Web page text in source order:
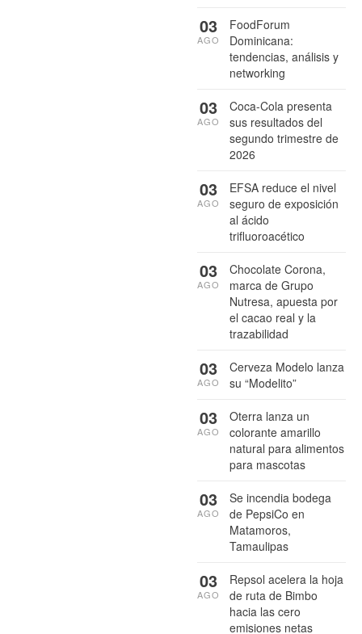
FoodForum
Dominicana:
tendencias, análisis y
networking
03
AGO
Coca-Cola presenta
sus resultados del
segundo trimestre de
2026
03
AGO
EFSA reduce el nivel
seguro de exposición
al ácido
trifluoroacético
03
AGO
Chocolate Corona,
marca de Grupo
Nutresa, apuesta por
el cacao real y la
trazabilidad
03
AGO
Cerveza Modelo lanza
su “Modelito”
03
AGO
Oterra lanza un
colorante amarillo
natural para alimentos
para mascotas
03
AGO
Se incendia bodega
de PepsiCo en
Matamoros,
Tamaulipas
03
AGO
Repsol acelera la hoja
de ruta de Bimbo
hacia las cero
emisiones netas
03
AGO